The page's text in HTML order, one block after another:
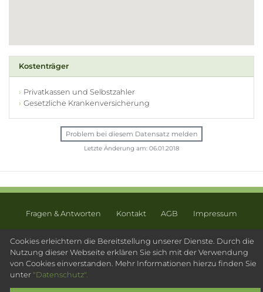
Kostenträger
Privatkassen und Selbstzahler
Gesetzliche Krankenversicherung
Problem bei diesem Datensatz melden
Letzte Änderung am: 06.01.2018
Fragen & Antworten Kontakt AGB Impressum
Datenschutz Sitemap
© 2003 - 2026 Psychotherapeutensuche.de - PsyOS GmbH
Cookies erleichtern die Bereitstellung unserer Dienste. Durch die
Nutzung dieser Webseite erklären Sie sich mit der Verwendung
von Cookies einverstanden. Mehr Informationen hierzu finden Sie
unter "Datenschutz".